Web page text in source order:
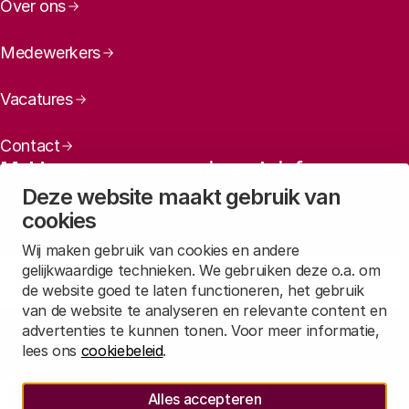
Deze website maakt gebruik van
cookies
Wij maken gebruik van cookies en andere
gelijkwaardige technieken. We gebruiken deze o.a. om
de website goed te laten functioneren, het gebruik
van de website te analyseren en relevante content en
advertenties te kunnen tonen. Voor meer informatie,
lees ons cookiebeleid.
Alles accepteren
Over ons
Medewerkers
Vacatures
Contact
Meld u aan voor onze nieuwsbrief
Maandelijks een overzicht ontvangen van ons laatste
nieuws? Laat dan uw mailadres achter.
Aanmelden
Lees inonze privacyverklaringhoe wij deze gegevens verwerken.
Sociale media